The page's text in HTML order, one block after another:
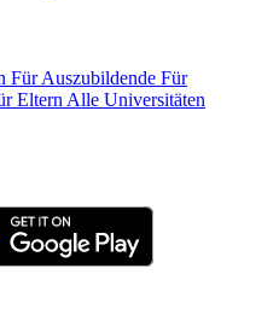
Für Auszubildende Für
Eltern Alle Universitäten